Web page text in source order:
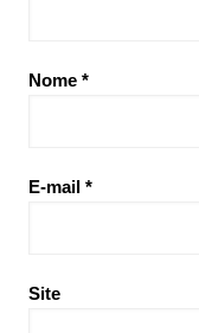
Nome *
E-mail *
Site